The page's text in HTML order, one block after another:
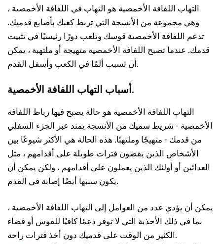
التهاب اللفافة الأخمصية هو التهاب في اللفافة الأخمصية ،
وهي مجموعة من الأنسجة التي تربط كعبك بأصابع قدميك.
تدعم اللفافة الأخمصية قوسك وتلعب دورًا رئيسيًا في تثبيت
قدمك. عندما تصبح اللفافة الأخمصية متهيجة أو ملتهبة ، يمكن
أن تسبب ألمًا في الكعب وأسفل القدم.
أسباب التهاب اللفافة الأخمصية.
التهاب اللفافة الأخمصية هو حالة يصبح فيها رباط اللفافة
الأخمصية - شريط سميك من الأنسجة يمتد عبر الجزء السفلي
من قدمك - متهيجًا وملتهبًا. هذه الحالة هي الأكثر شيوعًا بين
الأشخاص الذين يقضون فترات طويلة على أقدامهم ، مثل
العدائين أو أولئك الذين يعملون على أقدامهم ، ولكن يمكن أن
يكون سببها أيضًا إصابة في القدم.
يمكن أن يؤدي عدد من العوامل إلى التهاب اللفافة الأخمصية ،
بما في ذلك الأحذية التي لا توفر دعمًا كافيًا للقوس أو قضاء
الكثير من الوقت على قدميك دون أخذ فترات راحة.